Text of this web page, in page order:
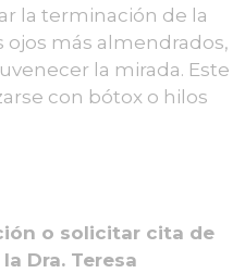
la terminación de la
ojos más almendrados,
la mirada. Este
con bótox o hilos
o solicitar cita de
Dra. Teresa